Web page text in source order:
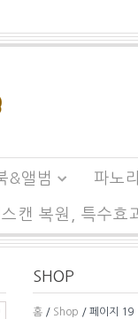
&앨범 파노
캔 복원, 특수효
SHOP
홈 / Shop / 페이지 19